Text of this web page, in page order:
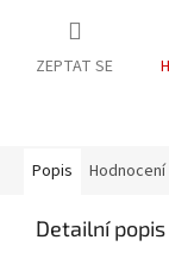
ZEPTAT SE
Popis Hodnocení
Detailní